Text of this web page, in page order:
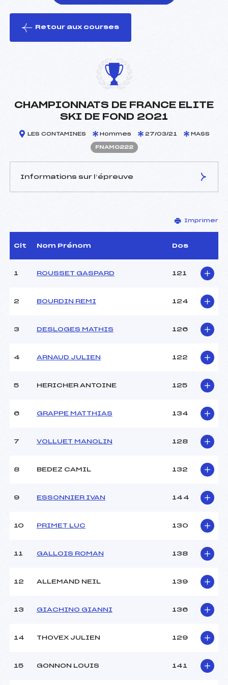
le ski
Retour aux courses
CHAMPIONNATS DE FRANCE ELITE
SKI DE FOND 2021
LES CONTAMINES Hommes 27/03/21 MASS
FNAM0222
Informations sur l’épreuve
ROGUET JEAN CLAUDE
(MB)
D.T Adjoint :
VITTOZ STÉPHANE (MB)
CARACTÉRISTIQUES DE LA PISTE
Distance :
10,0 km
Montée Tot. :
Homologation :
13.9500
Catégorie :
U20
Imprimer
Clt Nom Prénom Dos
1 ROUSSET GASPARD 121
2 BOURDIN REMI 124
3 DESLOGES MATHIS 126
4 ARNAUD JULIEN 122
5 HERICHER ANTOINE 125
6 GRAPPE MATTHIAS 134
7 VOLLUET MANOLIN 128
8 BEDEZ CAMIL 132
9 ESSONNIER IVAN 144
10 PRIMET LUC 130
11 GALLOIS ROMAN 138
12 ALLEMAND NEIL 139
13 GIACHINO GIANNI 136
14 THOVEX JULIEN 129
15 GONNON LOUIS 141